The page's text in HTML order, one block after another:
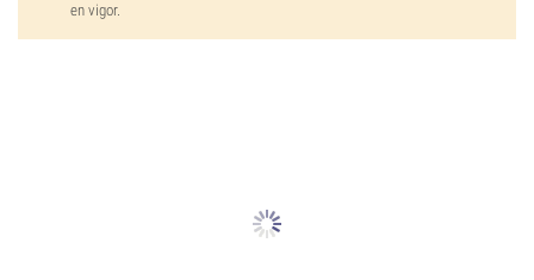
en vigor.